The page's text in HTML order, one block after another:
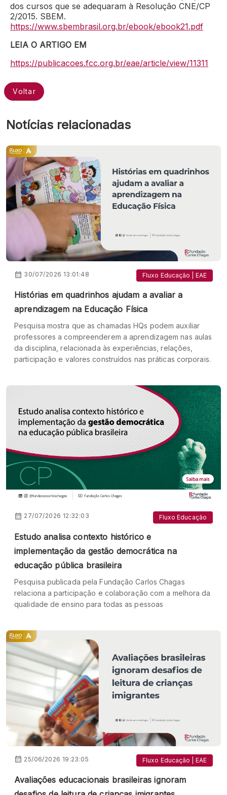
dos cursos que se adequaram à Resolução CNE/CP
2/2015. SBEM.
https://www.sbembrasil.org.br/ebook/ebook21.pdf
LEIA O ARTIGO EM
https://publicacoes.fcc.org.br/eae/article/view/11311
Voltar
Notícias relacionadas
30/07/2026 13:01:48 Fluxo Educação | EAE
Histórias em quadrinhos ajudam a avaliar a
aprendizagem na Educação Física
Pesquisa mostra que as chamadas HQs podem auxiliar
professores a compreenderem a aprendizagem nas aulas
da disciplina, relacionada às experiências, relações,
participação e valores construídos nas práticas corporais.
27/07/2026 12:32:03 Fluxo Educação
Estudo analisa contexto histórico e
implementação da gestão democrática na
educação pública brasileira
Pesquisa publicada pela Fundação Carlos Chagas
relaciona a participação e colaboração com a melhora da
qualidade de ensino para todas as pessoas
25/06/2026 19:23:05 Fluxo Educação | EAE
Avaliações educacionais brasileiras ignoram